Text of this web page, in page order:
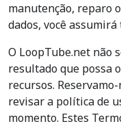
manutenção, reparo
dados, você assumirá
O LoopTube.net não
resultado que possa
recursos.
revisar a política de
momento. Estes